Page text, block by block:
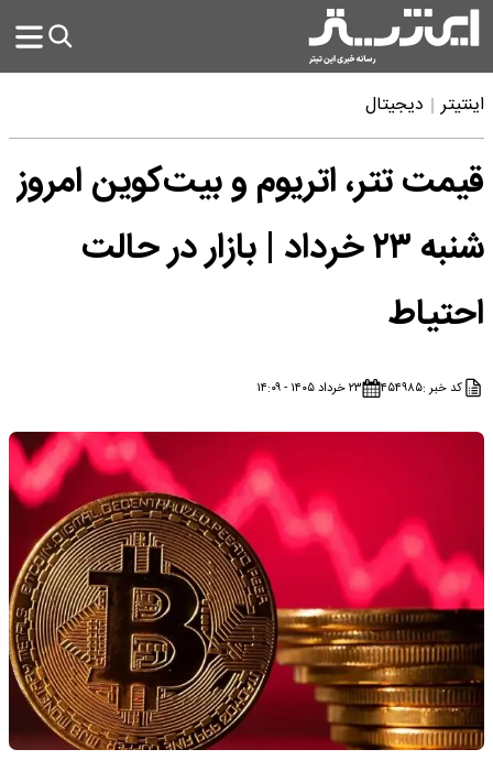
اینتیتر دیجیتال
قیمت تتر، اتریوم و بیت‌کوین امروز
شنبه ۲۳ خرداد | بازار در حالت
احتیاط
کد خبر :۴۵۴۹۸۵ ۲۳ خرداد ۱۴۰۵ - ۱۴:۰۹